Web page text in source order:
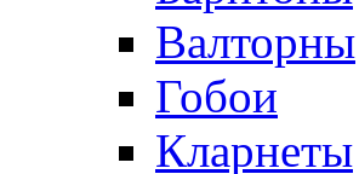
Валторны
Гобои
Кларнеты